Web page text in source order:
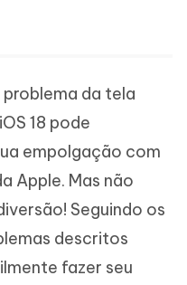
da tela
18 pode
empolgação com
Apple. Mas não
Seguindo os
descritos
fazer seu